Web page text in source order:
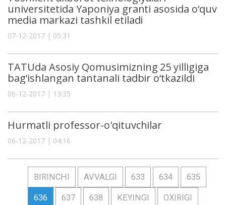
universitetida Yaponiya granti asosida o‘quv
media markazi tashkil etiladi
07-12-2017 | 05:31
TATUda Asosiy Qomusimizning 25 yilligiga
bag‘ishlangan tantanali tadbir o‘tkazildi
06-12-2017 | 13:35
Hurmatli professor-o'qituvchilar
06-12-2017 | 04:16
BIRINCHI AVVALGI 633 634 635
636 637 638 KEYINGI OXIRIGI